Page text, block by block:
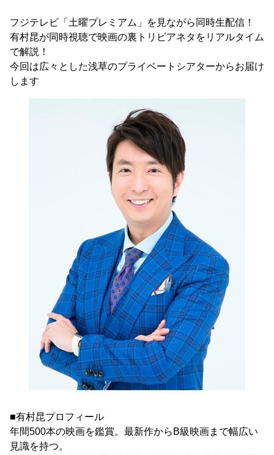
フジテレビ「土曜プレミアム」を見ながら同時生配信！
有村昆が同時視聴で映画の裏トリビアネタをリアルタイム
で解説！
今回は広々とした浅草のプライベートシアターからお届け
します
■有村昆プロフィール
年間500本の映画を鑑賞。最新作からB級映画まで幅広い
見識を持つ。